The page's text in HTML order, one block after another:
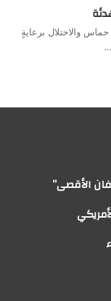
والاحتلال برعايةٍ
الأقصى”